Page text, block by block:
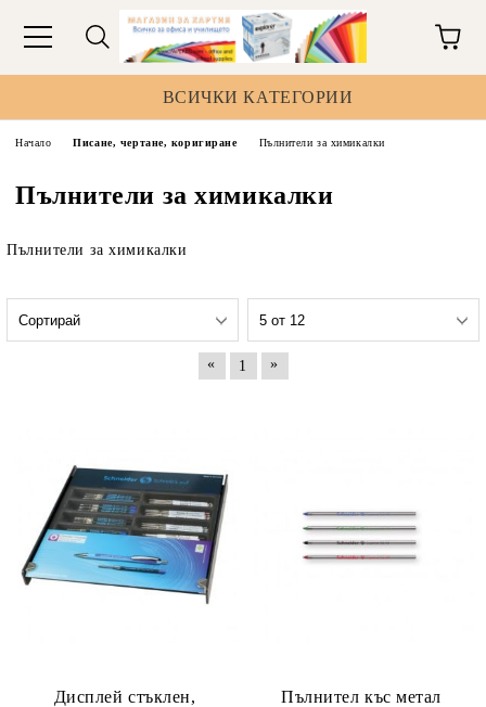
ВСИЧКИ КАТЕГОРИИ
Начало Писане, чертане, коригиране Пълнители за химикалки
Пълнители за химикалки
Пълнители за химикалки
« 1 »
Дисплей стъклен,
Пълнител къс метал